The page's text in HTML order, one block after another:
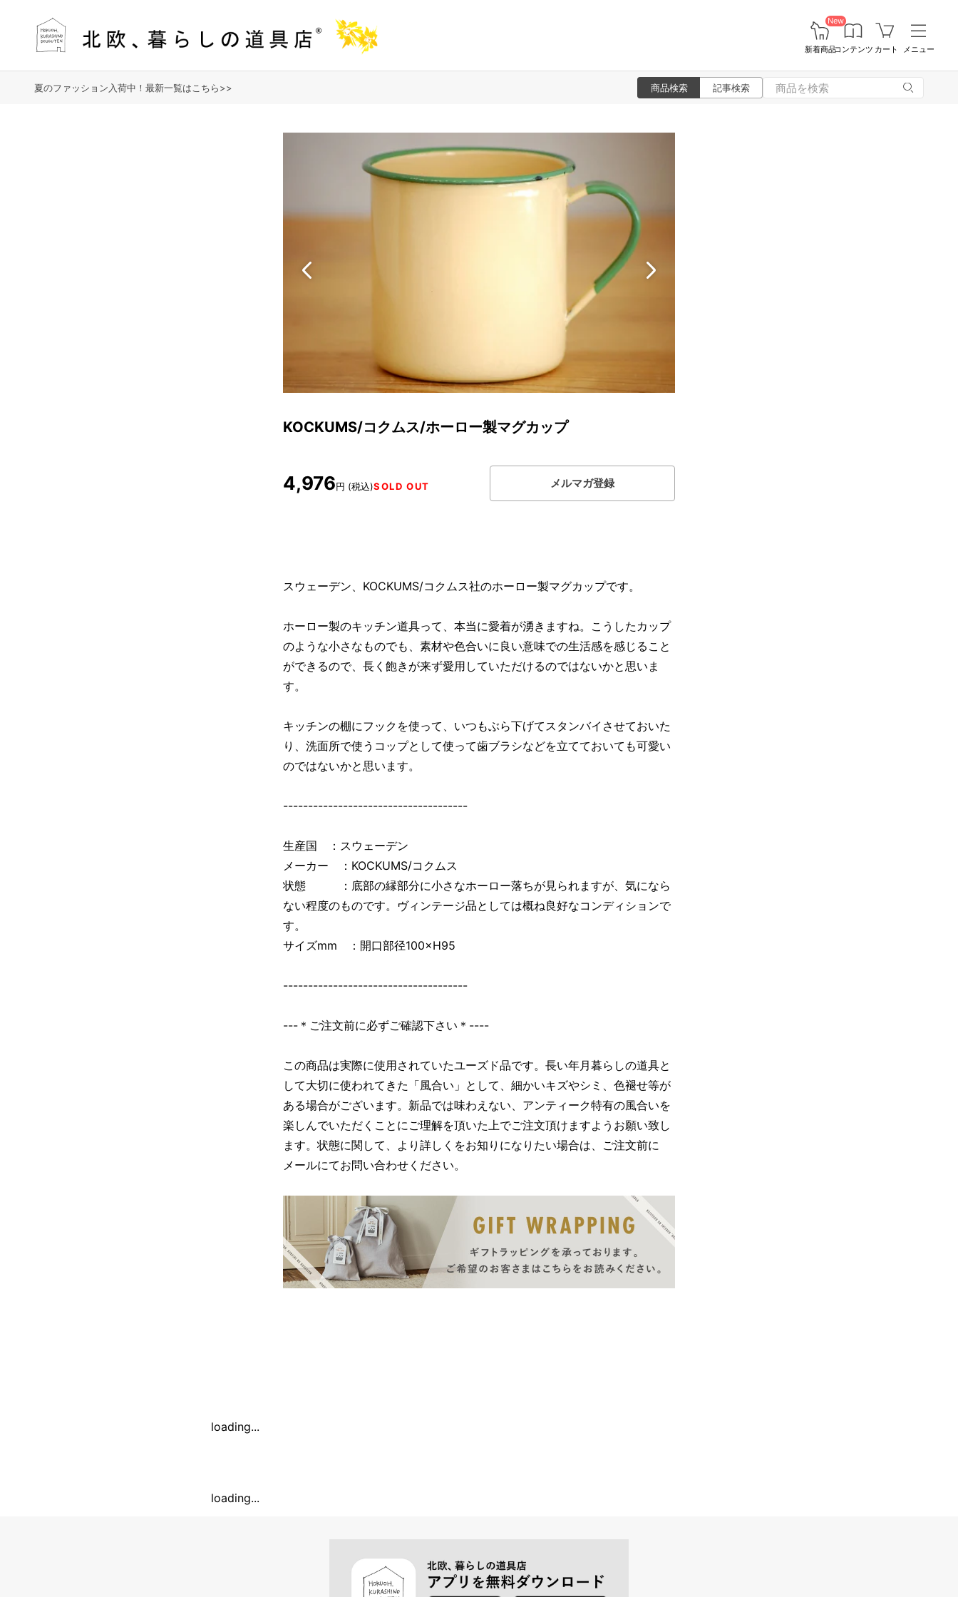
New
新着商品コンテンツ カート メニュー
夏のファッション入荷中！最新一覧はこちら>> 商品検索 記事検索
KOCKUMS/コクムス/ホーロー製マグカップ
4,976円 (税込)SOLD OUT メルマガ登録
スウェーデン、KOCKUMS/コクムス社のホーロー製マグカップです。
ホーロー製のキッチン道具って、本当に愛着が湧きますね。こうしたカップ
のような小さなものでも、素材や色合いに良い意味での生活感を感じること
ができるので、長く飽きが来ず愛用していただけるのではないかと思いま
す。
キッチンの棚にフックを使って、いつもぶら下げてスタンバイさせておいた
り、洗面所で使うコップとして使って歯ブラシなどを立てておいても可愛い
のではないかと思います。
-------------------------------------
生産国 ：スウェーデン
メーカー ：KOCKUMS/コクムス
状態 ：底部の縁部分に小さなホーロー落ちが見られますが、気になら
ない程度のものです。ヴィンテージ品としては概ね良好なコンディションで
す。
サイズmm ：開口部径100×H95
-------------------------------------
---＊ご注文前に必ずご確認下さい＊----
この商品は実際に使用されていたユーズド品です。長い年月暮らしの道具と
して大切に使われてきた「風合い」として、細かいキズやシミ、色褪せ等が
ある場合がございます。新品では味わえない、アンティーク特有の風合いを
楽しんでいただくことにご理解を頂いた上でご注文頂けますようお願い致し
ます。状態に関して、より詳しくをお知りになりたい場合は、ご注文前に
メールにてお問い合わせください。
loading...
loading...